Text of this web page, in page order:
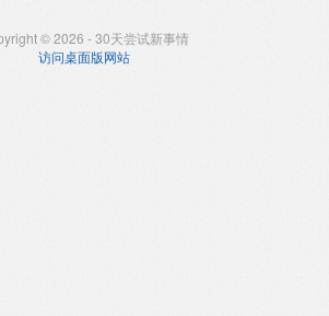
© 2026 - 30天尝试新事情
访问桌面版网站